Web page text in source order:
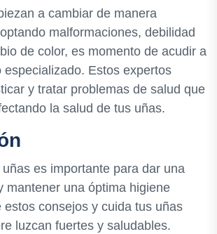
a cambiar de manera
malformaciones, debilidad
de color, es momento de acudir a
especializado. Estos expertos
y tratar problemas de salud que
la salud de tus uñas.
es importante para dar una
mantener una óptima higiene
estos consejos y cuida tus uñas
luzcan fuertes y saludables.